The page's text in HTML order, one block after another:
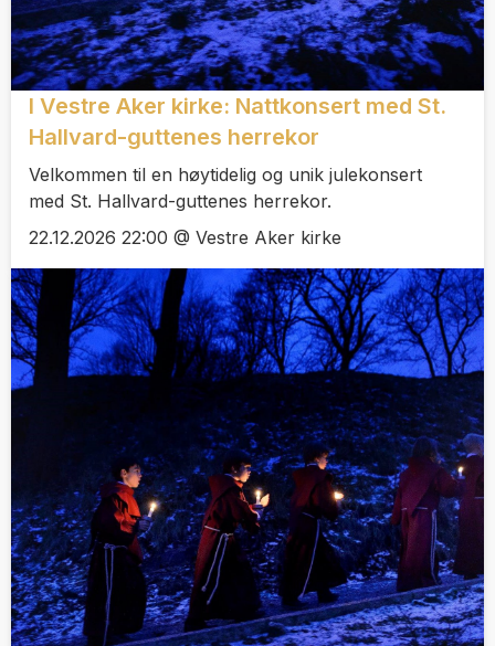
I Vestre Aker kirke: Nattkonsert med St.
Hallvard-guttenes herrekor
Velkommen til en høytidelig og unik julekonsert
med St. Hallvard-guttenes herrekor.
22.12.2026 22:00 @ Vestre Aker kirke